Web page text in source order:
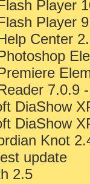
Player
Player
Center
7.0.9
DiaShow
DiaShow
Knot
update
2.5